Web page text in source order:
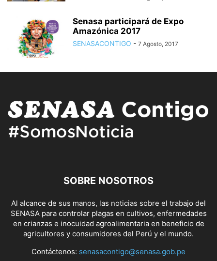
Senasa participará de Expo
Amazónica 2017
SENASACONTIGO - 7 Agosto, 2017
SOBRE NOSOTROS
Al alcance de sus manos, las noticias sobre el trabajo del
SENASA para controlar plagas en cultivos, enfermedades
en crianzas e inocuidad agroalimentaria en beneficio de
agricultores y consumidores del Perú y el mundo.
Contáctenos: senasacontigo@senasa.gob.pe